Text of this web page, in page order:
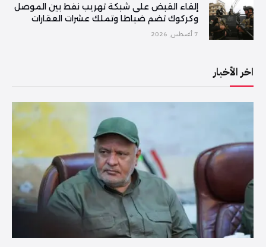
إلقاء القبض على شبكة تهريب نفط بين الموصل
وكركوك تضم ضباطا وتملك عشرات العقارات
7 أغسطس, 2026
اخر الأخبار